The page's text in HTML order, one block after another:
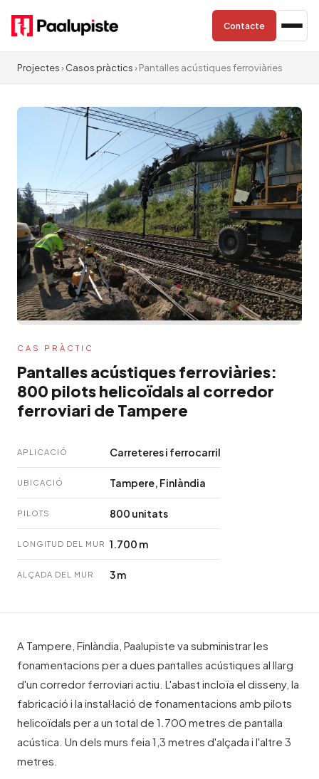
Contacte
Projectes›Casos pràctics› Pantalles acústiques ferroviàries
CAS PRÀCTIC
Pantalles acústiques ferroviàries:
800 pilots helicoïdals al corredor
ferroviari de Tampere
APLICACIÓ Carreteres i ferrocarril
UBICACIÓ Tampere, Finlàndia
PILOTS 800 unitats
LONGITUD DEL MUR 1.700 m
ALÇADA DEL MUR 3 m
A Tampere, Finlàndia, Paalupiste va subministrar les
fonamentacions per a dues pantalles acústiques al llarg
d'un corredor ferroviari actiu. L'abast incloïa el disseny, la
fabricació i la instal·lació de fonamentacions amb pilots
helicoïdals per a un total de 1.700 metres de pantalla
acústica. Un dels murs feia 1,3 metres d'alçada i l'altre 3
metres.